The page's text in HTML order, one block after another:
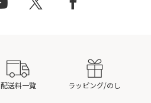
配送料一覧 ラッピング/のし